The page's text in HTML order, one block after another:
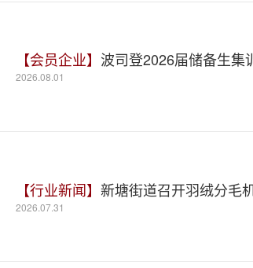
【会员企业】 波司登2026届储备生集
2026.08.01
【行业新闻】 新塘街道召开羽绒分毛
2026.07.31